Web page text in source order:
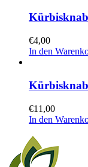
€4,00
In den
€11,00
In den